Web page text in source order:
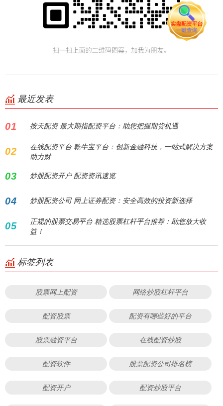
最近发表
01 按天配资 最大期指配资平台：助您把握期货机遇
02
在线配资平台 乾牛宝平台：创新金融科技，一站式解决方案
助力财
03 炒股配资开户 配资资讯速览
04 炒股配资公司 网上证券配资：安全高效的投资新选择
05
正规的股票交易平台 精选股票杠杆平台推荐：助您放大收
益！
标签列表
股票网上配资 网络炒股杠杆平台
配资股票 配资有哪些好的平台
股票融资平台 在线配资炒股
配资软件 股票配资公司排名榜
配资开户 配资炒股平台